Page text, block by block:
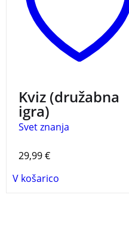
filma, umetnosti …
Kviz (družabna
igra)
Svet znanja
29,99€
V košarico